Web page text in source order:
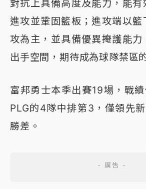
對抗上具備高度及能力，能有
進攻並鞏固籃板；進攻端以籃
攻為主，並具備優異掩護能力
出手空間，期待成為球隊禁區
富邦勇士本季出賽19場，戰
PLG的4隊中排第3，僅領先
勝差。